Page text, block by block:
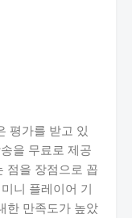
평가를 받고 있
을 무료로 제공
점을 장점으로 꼽
니 플레이어 기
한 만족도가 높았